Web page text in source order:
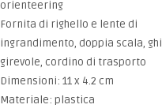
orienteering
Fornita di righello e lente di
ingrandimento, doppia scala,
girevole, cordino di trasporto
Dimensioni: 11 x 4.2 cm
Materiale: plastica